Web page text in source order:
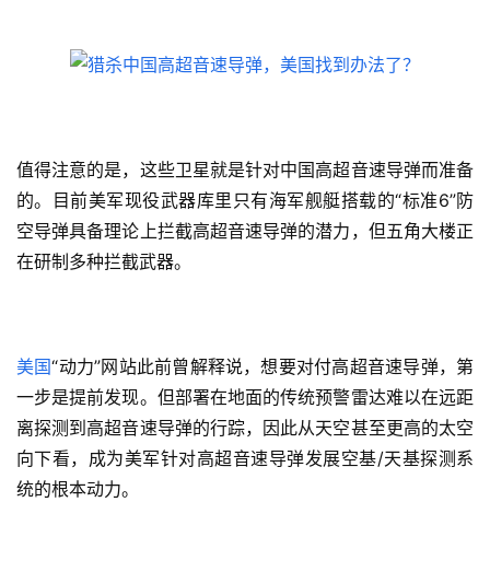
值得注意的是，这些卫星就是针对中国高超音速导弹而准备
的。目前美军现役武器库里只有海军舰艇搭载的“标准6”防
空导弹具备理论上拦截高超音速导弹的潜力，但五角大楼正
在研制多种拦截武器。
美国“动力”网站此前曾解释说，想要对付高超音速导弹，第
一步是提前发现。但部署在地面的传统预警雷达难以在远距
离探测到高超音速导弹的行踪，因此从天空甚至更高的太空
向下看，成为美军针对高超音速导弹发展空基/天基探测系
统的根本动力。